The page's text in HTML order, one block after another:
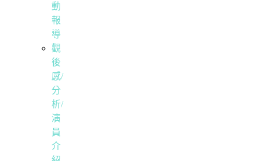
動
報
導
觀
後
感/
分
析/
演
員
介